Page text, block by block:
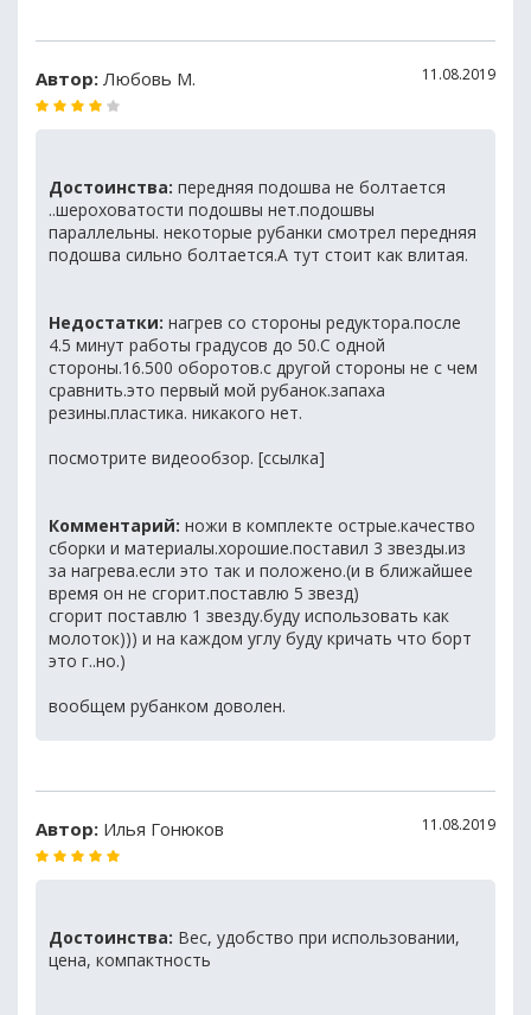
Автор: Любовь М. 11.08.2019
Достоинства: передняя подошва не болтается
..шероховатости подошвы нет.подошвы
параллельны. некоторые рубанки смотрел передняя
подошва сильно болтается.А тут стоит как влитая.
Недостатки: нагрев со стороны редуктора.после
4.5 минут работы градусов до 50.С одной
стороны.16.500 оборотов.с другой стороны не с чем
сравнить.это первый мой рубанок.запаха
резины.пластика. никакого нет.
посмотрите видеообзор. [ссылка]
Комментарий: ножи в комплекте острые.качество
сборки и материалы.хорошие.поставил 3 звезды.из
за нагрева.если это так и положено.(и в ближайшее
время он не сгорит.поставлю 5 звезд)
сгорит поставлю 1 звезду.буду использовать как
молоток))) и на каждом углу буду кричать что борт
это г..но.)
вообщем рубанком доволен.
Автор: Илья Гонюков 11.08.2019
Достоинства: Вес, удобство при использовании,
цена, компактность